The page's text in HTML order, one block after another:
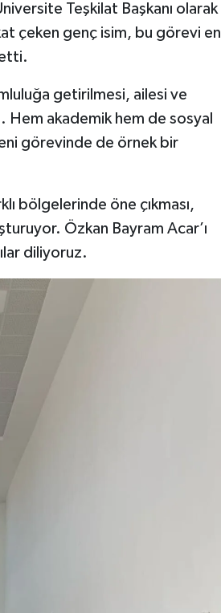
Teşkilat Başkanı olarak
çeken genç isim, bu görevi en
getirilmesi, ailesi ve
Hem akademik hem de sosyal
görevinde de örnek bir
bölgelerinde öne çıkması,
Özkan Bayram Acar’ı
diliyoruz.